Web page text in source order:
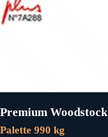
Woodstock
990 kg